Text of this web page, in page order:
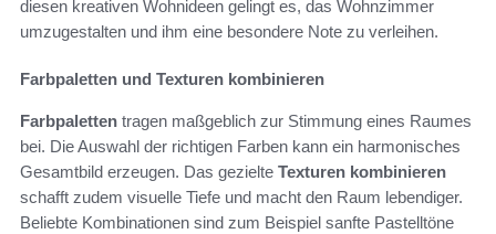
diesen kreativen Wohnideen gelingt es, das Wohnzimmer
umzugestalten und ihm eine besondere Note zu verleihen.
Farbpaletten und Texturen kombinieren
Farbpaletten tragen maßgeblich zur Stimmung eines Raumes
bei. Die Auswahl der richtigen Farben kann ein harmonisches
Gesamtbild erzeugen. Das gezielte Texturen kombinieren
schafft zudem visuelle Tiefe und macht den Raum lebendiger.
Beliebte Kombinationen sind zum Beispiel sanfte Pastelltöne